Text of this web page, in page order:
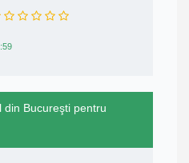
din Bucureşti pentru